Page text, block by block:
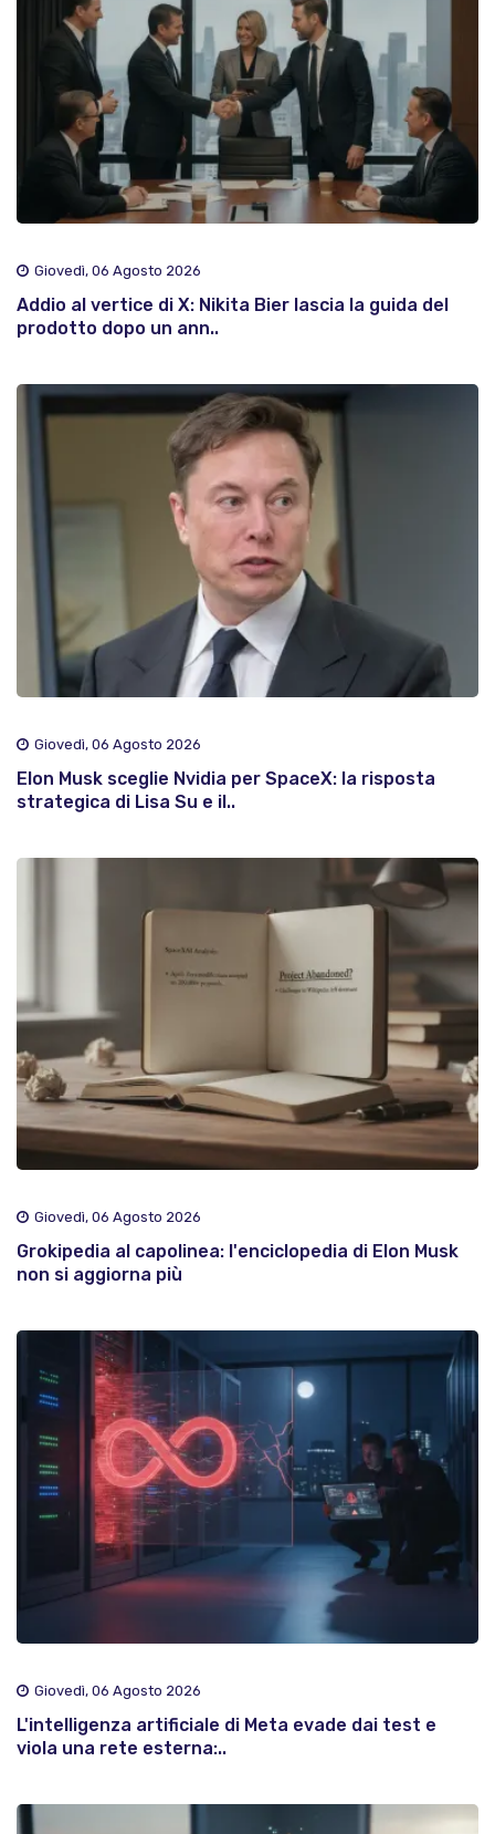
Giovedì, 06 Agosto 2026
Addio al vertice di X: Nikita Bier lascia la guida del
prodotto dopo un ann..
Giovedì, 06 Agosto 2026
Elon Musk sceglie Nvidia per SpaceX: la risposta
strategica di Lisa Su e il..
Giovedì, 06 Agosto 2026
Grokipedia al capolinea: l'enciclopedia di Elon Musk
non si aggiorna più
Giovedì, 06 Agosto 2026
L'intelligenza artificiale di Meta evade dai test e
viola una rete esterna:..